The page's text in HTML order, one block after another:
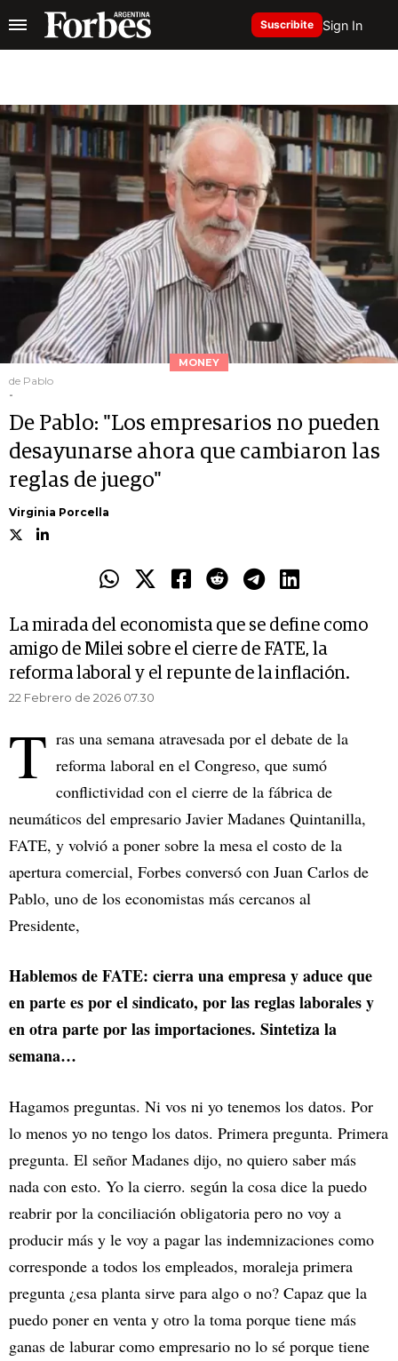
Suscribite Sign In
MONEY
de Pablo
-
De Pablo: "Los empresarios no pueden
desayunarse ahora que cambiaron las
reglas de juego"
Virginia Porcella
La mirada del economista que se define como
amigo de Milei sobre el cierre de FATE, la
reforma laboral y el repunte de la inflación.
22 Febrero de 2026 07.30
T ras una semana atravesada por el debate de la
reforma laboral en el Congreso, que sumó
conflictividad con el cierre de la fábrica de
neumáticos del empresario Javier Madanes Quintanilla,
FATE, y volvió a poner sobre la mesa el costo de la
apertura comercial, Forbes conversó con Juan Carlos de
Pablo, uno de los economistas más cercanos al
Presidente,
Hablemos de FATE: cierra una empresa y aduce que
en parte es por el sindicato, por las reglas laborales y
en otra parte por las importaciones. Sintetiza la
semana…
Hagamos preguntas. Ni vos ni yo tenemos los datos. Por
lo menos yo no tengo los datos. Primera pregunta. Primera
pregunta. El señor Madanes dijo, no quiero saber más
nada con esto. Yo la cierro. según la cosa dice la puedo
reabrir por la conciliación obligatoria pero no voy a
producir más y le voy a pagar las indemnizaciones como
corresponde a todos los empleados, moraleja primera
pregunta ¿esa planta sirve para algo o no? Capaz que la
puedo poner en venta y otro la toma porque tiene más
ganas de laburar como empresario no lo sé porque tiene